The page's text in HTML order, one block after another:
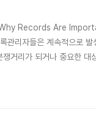
“Why Records Are
리자들은 계속적으로 발
거리가 되거나 중요한 대